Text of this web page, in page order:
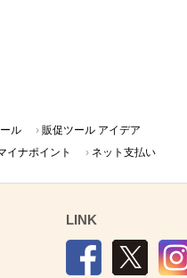
ル
販促ツール アイデア
イナポイント ネット支払い
LINK